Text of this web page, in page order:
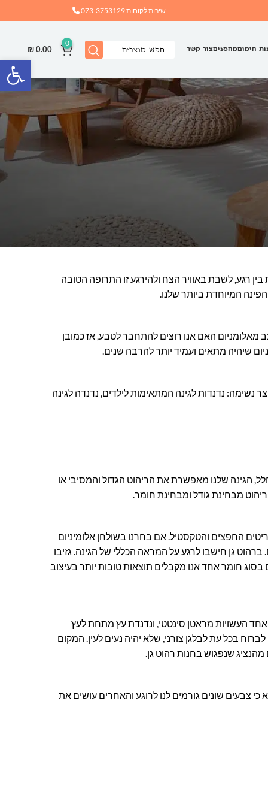
שירות לקוחות073-3753129
חימוםמחסניםצור קשר
0
₪0.00
רגע, לשבת באוויר הצח ולהירגע זו התרופה הטובה
המיוחדת ביותר שלנו.
מאלומניום האם אנו רוצים להתחבר לטבע, אז כמובן
שיהיה מתאים ועמיד יותר להרבה שנים.
נשימה: נדנדות לגינה המתאימות לילדים, נדנדה לגינה
הגינה שלנו מאפשרת את הריהוט הגדול והמסיבי או
מבחינת גודל ומבחינת חומר.
החפצים והטקסטיל. אם בחרנו בשולחן אלומיניום
גן חישבו לרגע על המראה הכללי של הגינה. גזיבו
חומר אחד אנו מקבלים תוצאות טובות יותר בעיצוב
אחד העשויות מראטן סינטטי, ונדנדת עץ מתחת לעץ
בכל עת לבלגן צורני, שלא יהיה נעים לעין. המקום
שנפגוש בחנות רהוט גן.
צבעים שונים גורמים לנו לרוגע והאחרים עושים את